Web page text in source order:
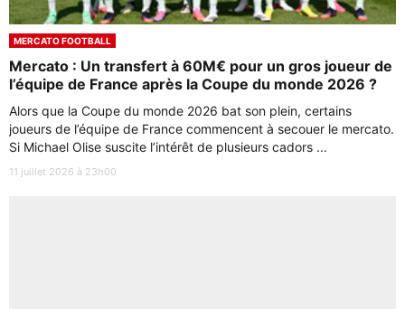
MERCATO FOOTBALL
Mercato : Un transfert à 60M€ pour un gros joueur de
l’équipe de France après la Coupe du monde 2026 ?
Alors que la Coupe du monde 2026 bat son plein, certains
joueurs de l’équipe de France commencent à secouer le mercato.
Si Michael Olise suscite l’intérêt de plusieurs cadors ...
11 juillet 2026 à 23h00